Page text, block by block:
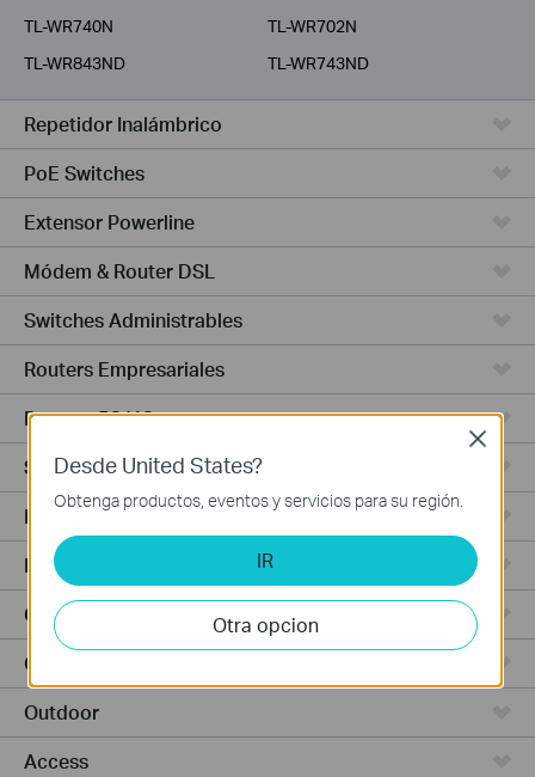
TL-WR740N
TL-WR702N
TL-WR843ND
TL-WR743ND
Repetidor Inalámbrico
PoE Switches
Extensor Powerline
Módem & Router DSL
Switches Administrables
Routers Empresariales
Routers 5G/4G
Switches Smart
Punto de Acceso
Routers de Alta Potencia
Cámaras y seguridad
Ceiling Mount
Outdoor
Access
Desde United States?
Obtenga productos, eventos y servicios para su región.
IR
Otra opcion
Close